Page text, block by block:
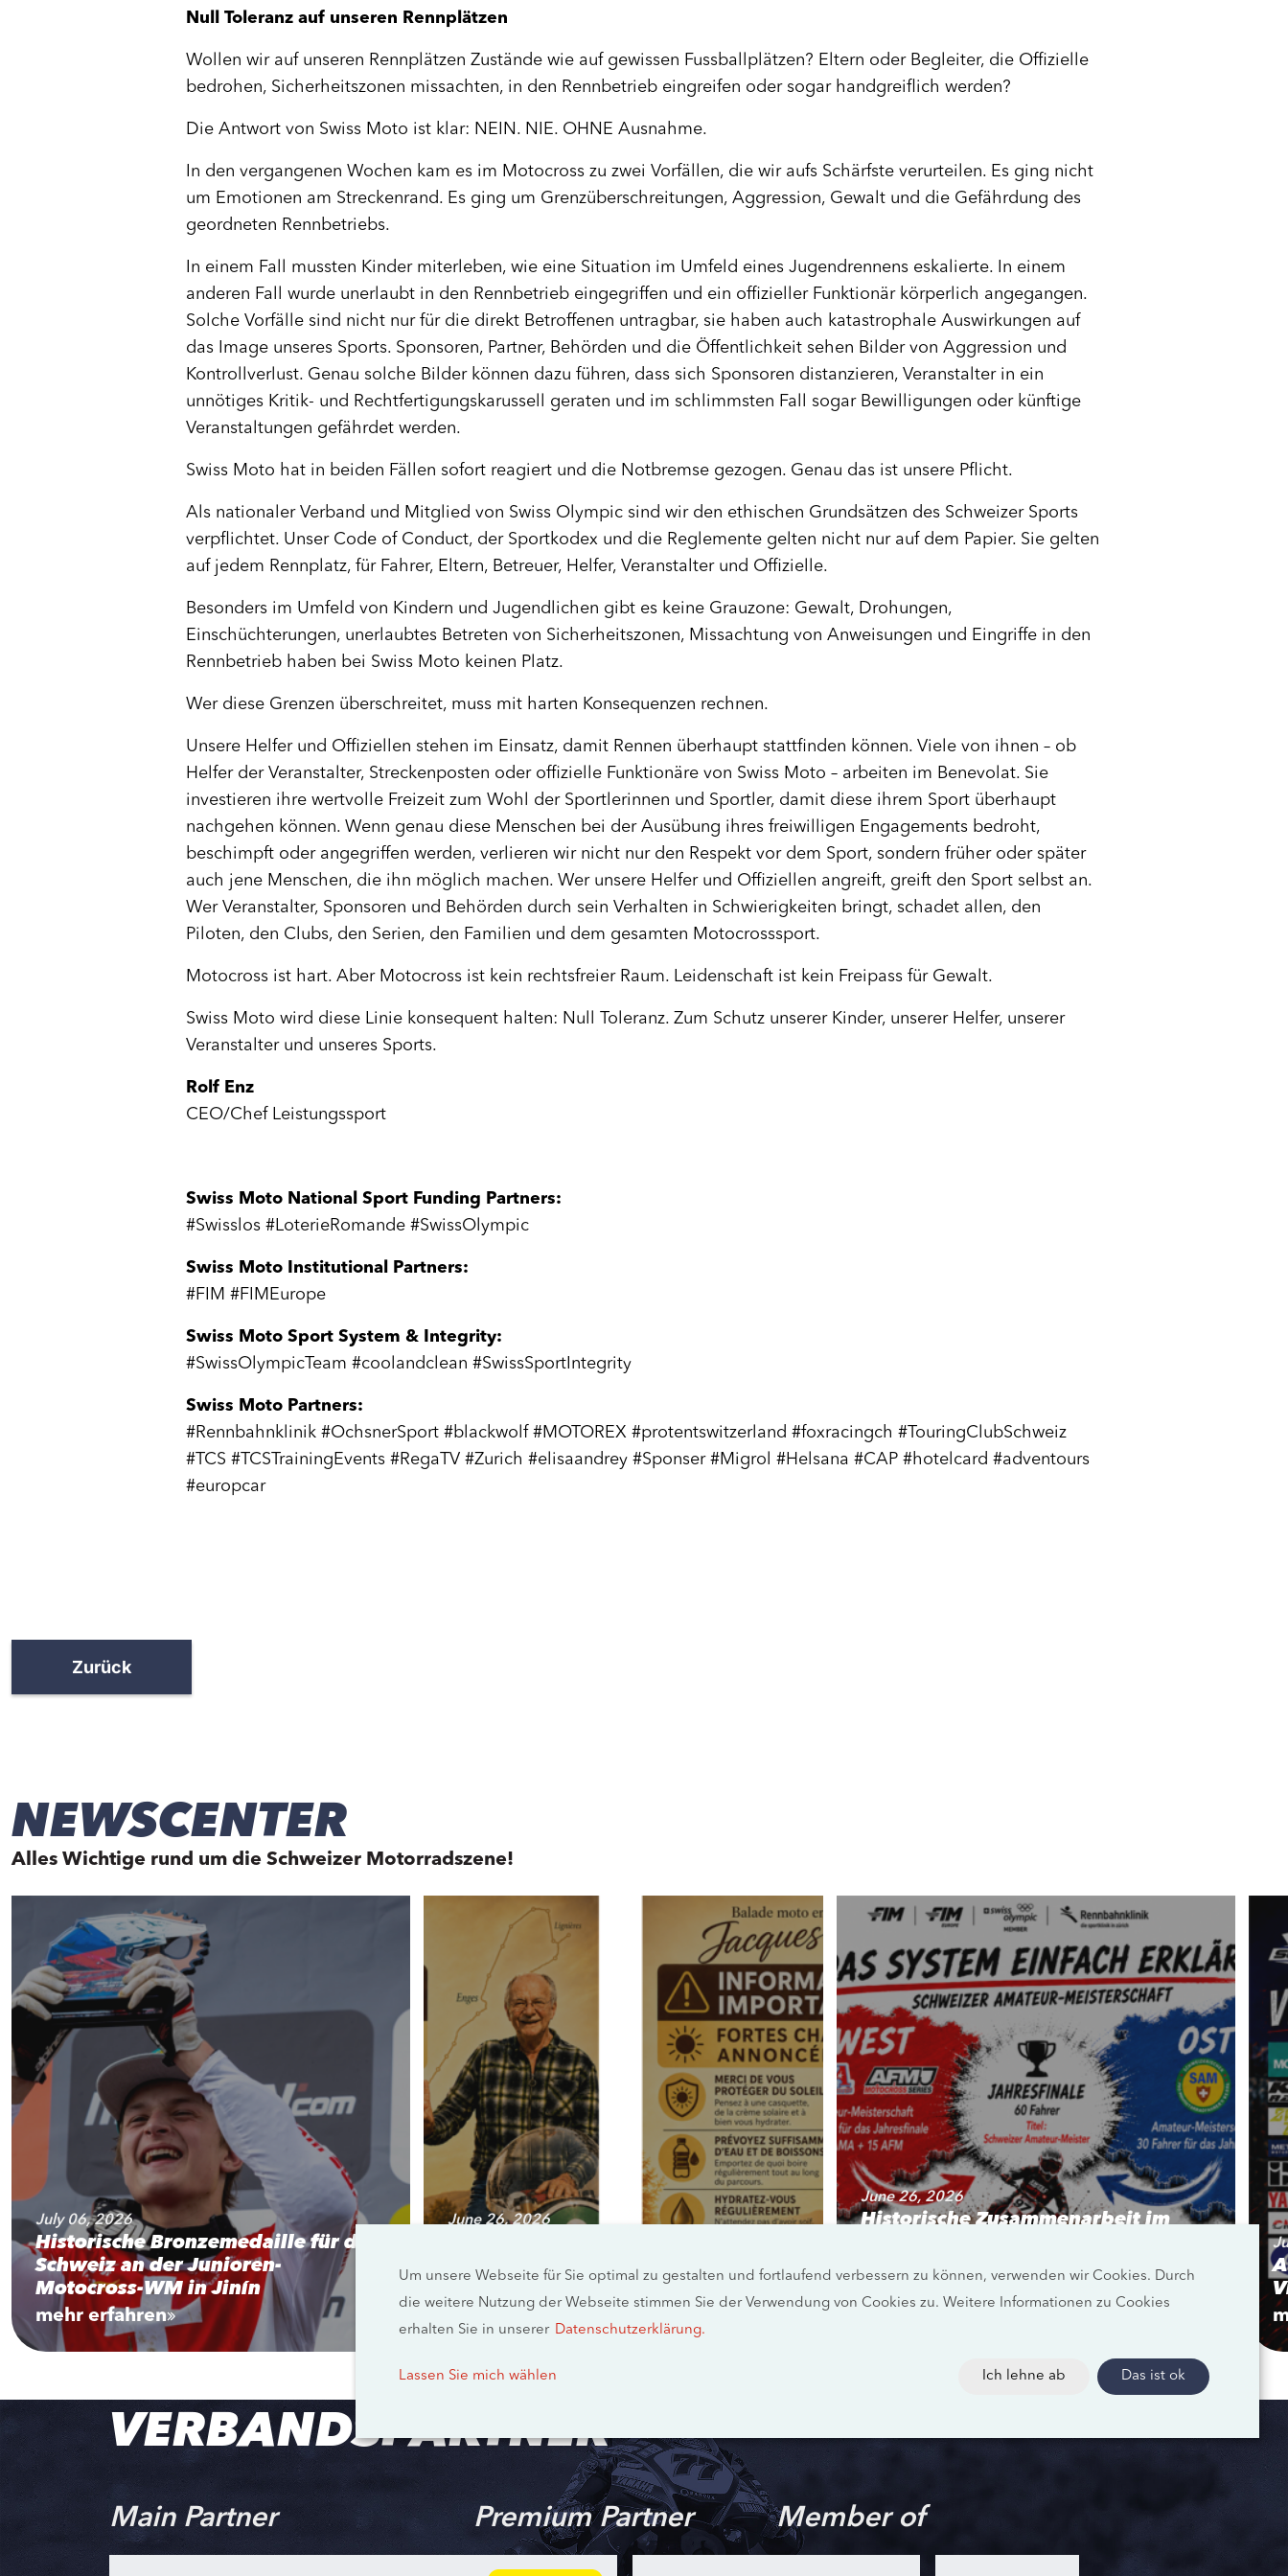
Null Toleranz auf unseren Rennplätzen
Wollen wir auf unseren Rennplätzen Zustände wie auf gewissen Fussballplätzen? Eltern oder Begleiter, die Offizielle
bedrohen, Sicherheitszonen missachten, in den Rennbetrieb eingreifen oder sogar handgreiflich werden?
Die Antwort von Swiss Moto ist klar: NEIN. NIE. OHNE Ausnahme.
In den vergangenen Wochen kam es im Motocross zu zwei Vorfällen, die wir aufs Schärfste verurteilen. Es ging nicht
um Emotionen am Streckenrand. Es ging um Grenzüberschreitungen, Aggression, Gewalt und die Gefährdung des
geordneten Rennbetriebs.
In einem Fall mussten Kinder miterleben, wie eine Situation im Umfeld eines Jugendrennens eskalierte. In einem
anderen Fall wurde unerlaubt in den Rennbetrieb eingegriffen und ein offizieller Funktionär körperlich angegangen.
Solche Vorfälle sind nicht nur für die direkt Betroffenen untragbar, sie haben auch katastrophale Auswirkungen auf
das Image unseres Sports. Sponsoren, Partner, Behörden und die Öffentlichkeit sehen Bilder von Aggression und
Kontrollverlust. Genau solche Bilder können dazu führen, dass sich Sponsoren distanzieren, Veranstalter in ein
unnötiges Kritik- und Rechtfertigungskarussell geraten und im schlimmsten Fall sogar Bewilligungen oder künftige
Veranstaltungen gefährdet werden.
Swiss Moto hat in beiden Fällen sofort reagiert und die Notbremse gezogen. Genau das ist unsere Pflicht.
Als nationaler Verband und Mitglied von Swiss Olympic sind wir den ethischen Grundsätzen des Schweizer Sports
verpflichtet. Unser Code of Conduct, der Sportkodex und die Reglemente gelten nicht nur auf dem Papier. Sie gelten
auf jedem Rennplatz, für Fahrer, Eltern, Betreuer, Helfer, Veranstalter und Offizielle.
Besonders im Umfeld von Kindern und Jugendlichen gibt es keine Grauzone: Gewalt, Drohungen,
Einschüchterungen, unerlaubtes Betreten von Sicherheitszonen, Missachtung von Anweisungen und Eingriffe in den
Rennbetrieb haben bei Swiss Moto keinen Platz.
Wer diese Grenzen überschreitet, muss mit harten Konsequenzen rechnen.
Unsere Helfer und Offiziellen stehen im Einsatz, damit Rennen überhaupt stattfinden können. Viele von ihnen – ob
Helfer der Veranstalter, Streckenposten oder offizielle Funktionäre von Swiss Moto – arbeiten im Benevolat. Sie
investieren ihre wertvolle Freizeit zum Wohl der Sportlerinnen und Sportler, damit diese ihrem Sport überhaupt
nachgehen können. Wenn genau diese Menschen bei der Ausübung ihres freiwilligen Engagements bedroht,
beschimpft oder angegriffen werden, verlieren wir nicht nur den Respekt vor dem Sport, sondern früher oder später
auch jene Menschen, die ihn möglich machen. Wer unsere Helfer und Offiziellen angreift, greift den Sport selbst an.
Wer Veranstalter, Sponsoren und Behörden durch sein Verhalten in Schwierigkeiten bringt, schadet allen, den
Piloten, den Clubs, den Serien, den Familien und dem gesamten Motocrosssport.
Motocross ist hart. Aber Motocross ist kein rechtsfreier Raum. Leidenschaft ist kein Freipass für Gewalt.
Swiss Moto wird diese Linie konsequent halten: Null Toleranz. Zum Schutz unserer Kinder, unserer Helfer, unserer
Veranstalter und unseres Sports.
Rolf Enz
CEO/Chef Leistungssport
Swiss Moto National Sport Funding Partners:
#Swisslos #LoterieRomande #SwissOlympic
Swiss Moto Institutional Partners:
#FIM #FIMEurope
Swiss Moto Sport System & Integrity:
#SwissOlympicTeam #coolandclean #SwissSportIntegrity
Swiss Moto Partners:
#Rennbahnklinik #OchsnerSport #blackwolf #MOTOREX #protentswitzerland #foxracingch #TouringClubSchweiz
#TCS #TCSTrainingEvents #RegaTV #Zurich #elisaandrey #Sponser #Migrol #Helsana #CAP #hotelcard #adventours
#europcar
Zurück
NEWSCENTER
Alles Wichtige rund um die Schweizer Motorradszene!
July 06, 2026
Historische Bronzemedaille für die
Schweiz an der Junioren-
Motocross-WM in Jinín
mehr erfahren
June 26, 2026
Information importante en raison
de la chaleur
mehr erfahren
June 26, 2026
Historische Zusammenarbeit im
SAM, AFM und AMA schlagen ein
neues Zeitalter auf!
VERBANDSPARTNER
Main Partner Premium Partner Member of
Um unsere Webseite für Sie optimal zu gestalten und fortlaufend verbessern zu können, verwenden wir Cookies. Durch
die weitere Nutzung der Webseite stimmen Sie der Verwendung von Cookies zu. Weitere Informationen zu Cookies
erhalten Sie in unserer Datenschutzerklärung.
Lassen Sie mich wählen Ich lehne ab Das ist ok